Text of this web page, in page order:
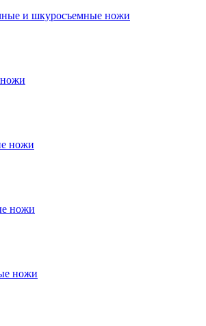
и шкуросъемные ножи
ножи
ножи
ножи